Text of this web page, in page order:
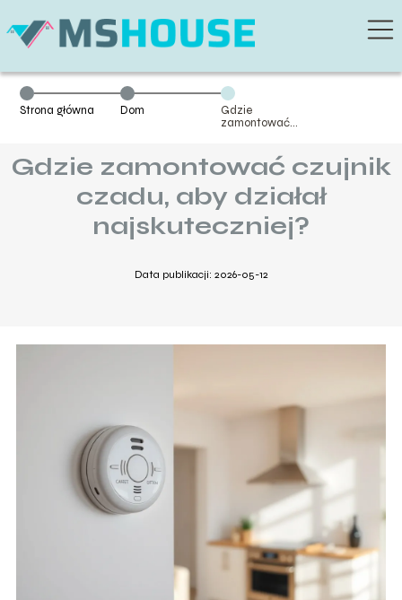
Strona główna Dom
Gdzie
zamontować
najskuteczniej?
Gdzie zamontować czujnik
czadu, aby działał
najskuteczniej?
Data publikacji: 2026-05-12